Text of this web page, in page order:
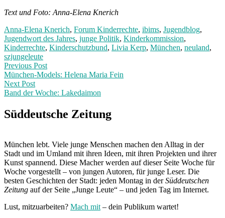
Text und Foto: Anna-Elena Knerich
Anna-Elena Knerich, Forum Kinderrechte, ibims, Jugendblog,
Jugendwort des Jahres, junge Politik, Kinderkommission,
Kinderrechte, Kinderschutzbund, Livia Kerp, München, neuland,
szjungeleute
Post
navigation
Previous PostPrevious
post:
München-Models: Helena Maria Fein
Next Post
Band der Woche: Lakedaimon
Post:
Süddeutsche Zeitung
München lebt. Viele junge Menschen machen den Alltag in der
Stadt und im Umland mit ihren Ideen, mit ihren Projekten und ihrer
Kunst spannend. Diese Macher werden auf dieser Seite Woche für
Woche vorgestellt – von jungen Autoren, für junge Leser. Die
besten Geschichten der Stadt: jeden Montag in derSüddeutschen
Zeitung auf der Seite „Junge Leute“ – und jeden Tag im Internet.
Lust, mitzuarbeiten? Mach mit – dein Publikum wartet!